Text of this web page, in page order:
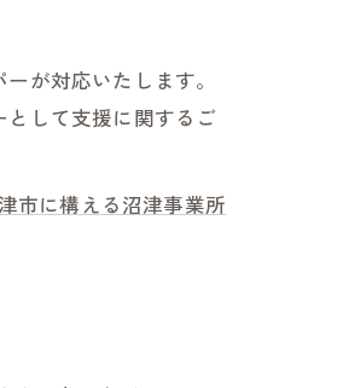
が対応いたします。
して支援に関するご
市に構える沼津事業所